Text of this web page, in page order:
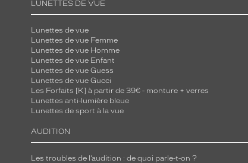
LUNETTES DE VUE
Lunettes de vue
Lunettes de vue Femme
Lunettes de vue Homme
Lunettes de vue Enfant
Lunettes de vue Guess
Lunettes de vue Gucci
Les Forfaits [K] à partir de 39€ - monture + verres
Lunettes anti-lumière bleue
Lunettes de sport à la vue
AUDITION
Les troubles de l’audition : de quoi parle-t-on ?